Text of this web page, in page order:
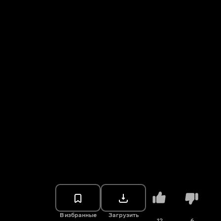
В избранные Загрузить